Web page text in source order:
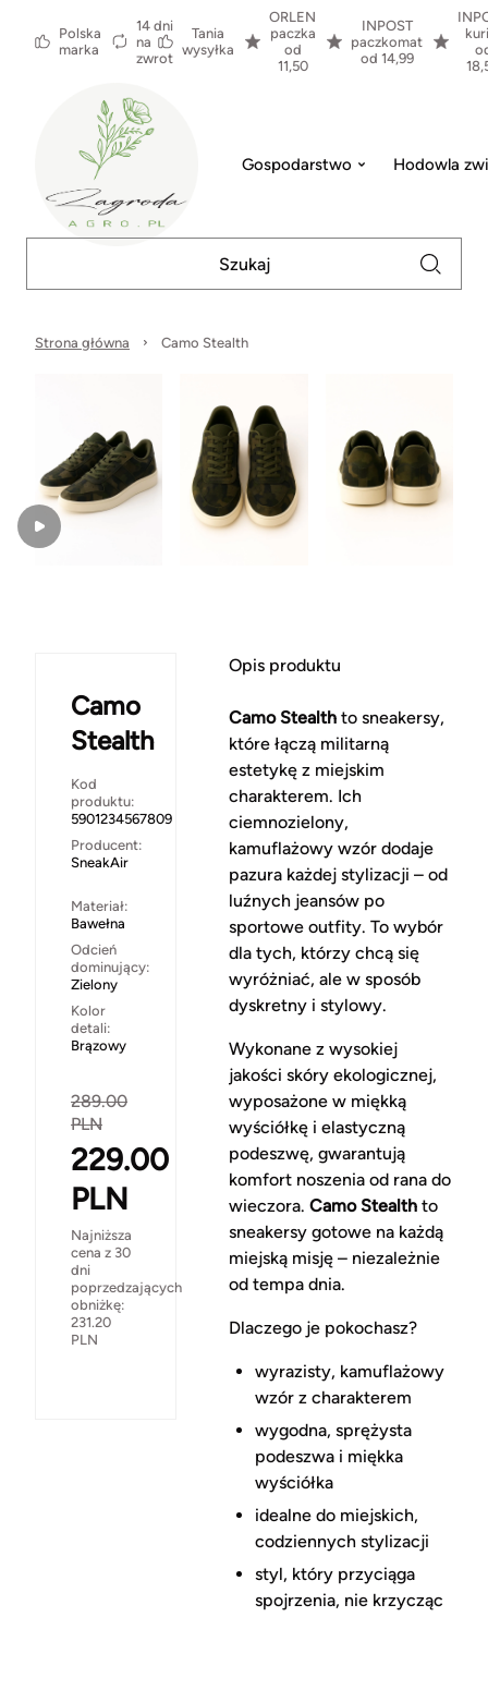
Polska
marka
14 dni
na
zwrot
Tania
wysyłka
ORLEN
paczka
od
11,50
INPOST
paczkomat
od 14,99
Gospodarstwo Hodowla
Strona główna Camo Stealth
Camo
Stealth
Kod
produktu:
5901234567809
Producent:
SneakAir
Materiał:
Bawełna
Odcień
dominujący:
Zielony
Kolor
detali:
Brązowy
289.00
PLN
229.00
PLN
Najniższa
cena z 30
dni
poprzedzających
obniżkę:
231.20
PLN
Opis produktu
Camo Stealth to sneakersy,
które łączą militarną
estetykę z miejskim
charakterem. Ich
ciemnozielony,
kamuflażowy wzór dodaje
pazura każdej stylizacji – od
luźnych jeansów po
sportowe outfity. To wybór
dla tych, którzy chcą się
wyróżniać, ale w sposób
dyskretny i stylowy.
Wykonane z wysokiej
jakości skóry ekologicznej,
wyposażone w miękką
wyściółkę i elastyczną
podeszwę, gwarantują
komfort noszenia od rana do
wieczora. Camo Stealthto
sneakersy gotowe na każdą
miejską misję – niezależnie
od tempa dnia.
Dlaczego je pokochasz?
wyrazisty, kamuflażowy
wzór z charakterem
wygodna, sprężysta
podeszwa i miękka
wyściółka
idealne do miejskich,
codziennych stylizacji
styl, który przyciąga
spojrzenia, nie krzycząc